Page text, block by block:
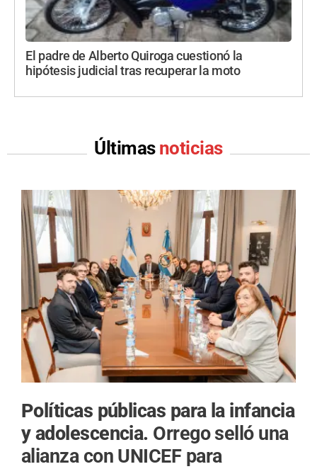
El padre de Alberto Quiroga cuestionó la
hipótesis judicial tras recuperar la moto
Últimas noticias
Políticas públicas para la infancia
y adolescencia. Orrego selló una
alianza con UNICEF para